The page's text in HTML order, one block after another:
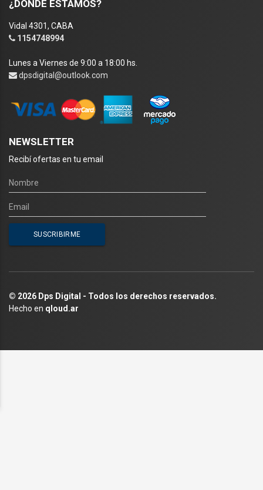
¿DÓNDE ESTAMOS?
Vidal 4301, CABA
1154748994
Lunes a Viernes de 9:00 a 18:00 hs.
dpsdigital@outlook.com
NEWSLETTER
Recibí ofertas en tu email
© 2026 Dps Digital - Todos los derechos reservados.
Hecho en qloud.ar